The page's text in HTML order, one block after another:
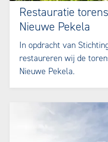
Restauratie
Nieuwe Pekela
In opdracht van
restaureren wij de
Nieuwe Pekela.